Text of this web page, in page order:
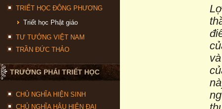
TRIẾT HỌC ĐÔNG PHƯƠNG
Triết học Phật giáo
TƯ TƯỞNG VIỆT NAM
TRẦN ĐỨC THẢO
TRƯỜNG PHÁI TRIẾT HỌC
CHỦ NGHĨA HIỆN SINH
CHỦ NGHĨA HẬU HIỆN ĐẠI